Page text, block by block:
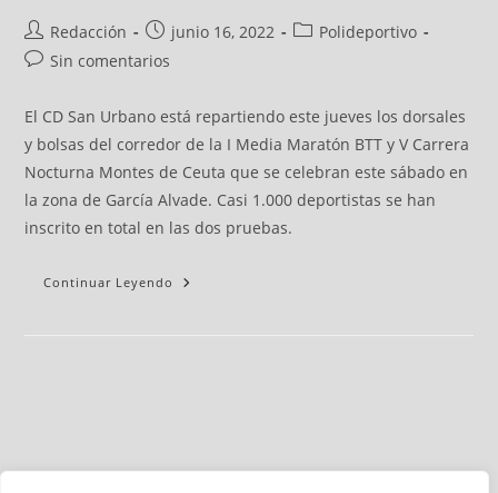
Redacción junio 16, 2022
Polideportivo
Sin comentarios
El CD San Urbano está repartiendo este jueves los dorsales
y bolsas del corredor de la I Media Maratón BTT y V Carrera
Nocturna Montes de Ceuta que se celebran este sábado en
la zona de García Alvade. Casi 1.000 deportistas se han
inscrito en total en las dos pruebas.
Continuar Leyendo